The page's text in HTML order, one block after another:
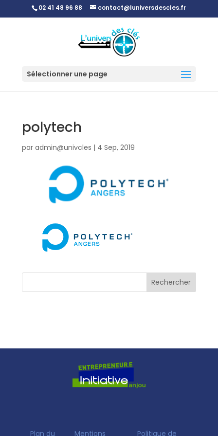
02 41 48 96 88 contact@luniversdescles.fr
Sélectionner une page
polytech
par admin@univcles | 4 Sep, 2019
Plan du Mentions Politique de